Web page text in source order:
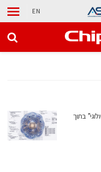
EN
בתוך